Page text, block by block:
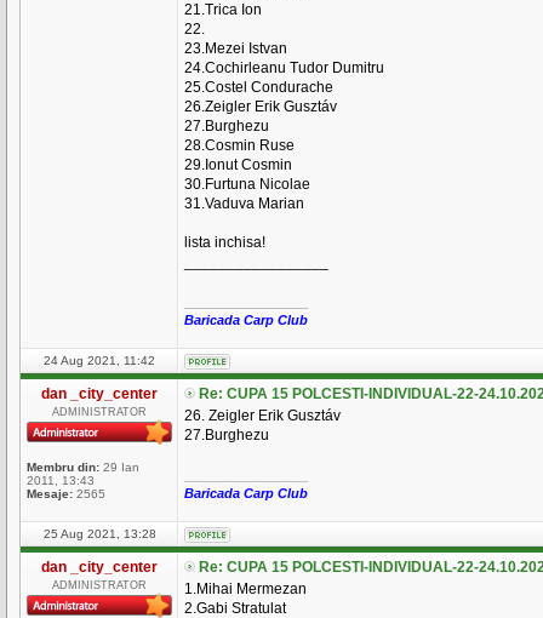
21.Trica Ion
22.
23.Mezei Istvan
24.Cochirleanu Tudor Dumitru
25.Costel Condurache
26.Zeigler Erik Gusztáv
27.Burghezu
28.Cosmin Ruse
29.Ionut Cosmin
30.Furtuna Nicolae
31.Vaduva Marian
lista inchisa!
Baricada Carp Club
24 Aug 2021, 11:42
dan _city_center
ADMINISTRATOR
Membru din: 29 Ian
2011, 13:43
Mesaje: 2565
Re: CUPA 15 POLCESTI-INDIVIDUAL-22-
26. Zeigler Erik Gusztáv
27.Burghezu
Baricada Carp Club
25 Aug 2021, 13:28
dan _city_center
ADMINISTRATOR
Re: CUPA 15 POLCESTI-INDIVIDUAL-22-
1.Mihai Mermezan
2.Gabi Stratulat